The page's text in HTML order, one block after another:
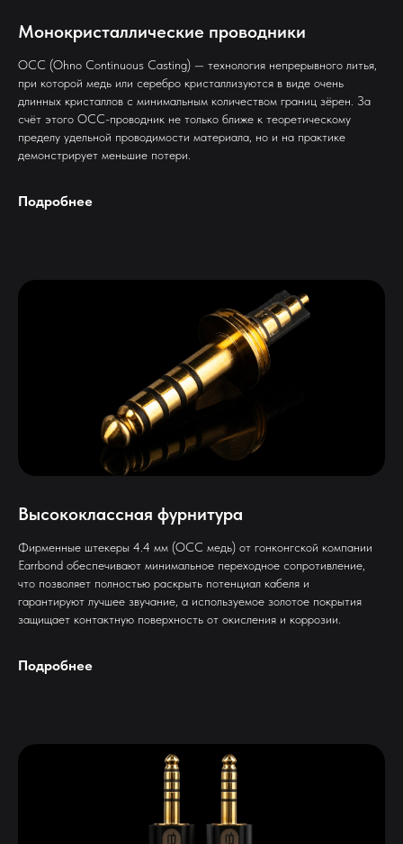
Монокристаллические проводники
OCC (Ohno Continuous Casting) — технология непрерывного литья,
при которой медь или серебро кристаллизуются в виде очень
длинных кристаллов с минимальным количеством границ зёрен. За
счёт этого OCC-проводник не только ближе к теоретическому
пределу удельной проводимости материала, но и на практике
демонстрирует меньшие потери.
Подробнее
Высококлассная фурнитура
Фирменные штекеры 4.4 мм (OCC медь) от гонконгской компании
Earrbond обеспечивают минимальное переходное сопротивление,
что позволяет полностью раскрыть потенциал кабеля и
гарантируют лучшее звучание, а используемое золотое покрытия
защищает контактную поверхность от окисления и коррозии.
Подробнее